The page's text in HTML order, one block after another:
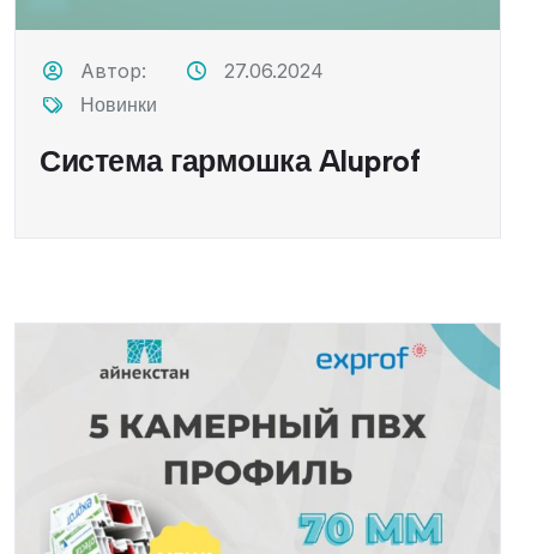
Автор: 27.06.2024
Новинки
Система гармошка Aluprof